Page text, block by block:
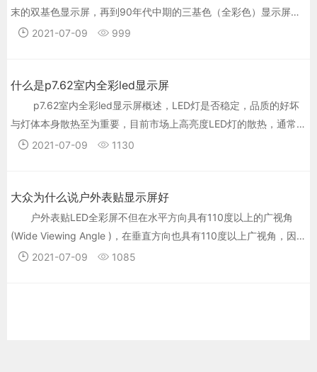
末的双基色显示屏，再到90年代中期的三基色（全彩色）显示屏，
直到今天我们在平板显示领域广泛讨论的多基色（大于三基色）处
2021-07-09 999
什么是p7.62室内全彩led显示屏
p7.62室内全彩led显示屏概述，LED灯是否稳定，品质的好坏
与灯体本身散热至为重要，目前市场上高亮度LED灯的散热，通常采
用自然散热，效果并不理想。散热做的不理想，灯具本身的寿命也
2021-07-09 1130
大众为什么说户外表贴显示屏好
户外表贴LED全彩屏不但在水平方向具有110度以上的广视角
(Wide Viewing Angle )，在垂直方向也具有110度以上广视角，因此
悬挂高空的户外屏正需要户外表贴这种有更广视角的全彩屏才能显
2021-07-09 1085